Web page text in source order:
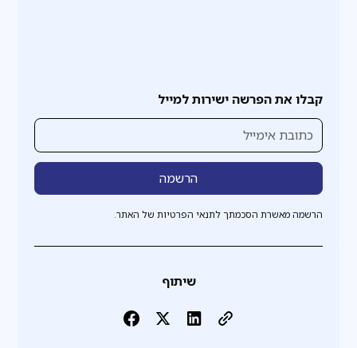
קבלו את הפרשה ישירות למייל
הרשמה מאשרת הסכמתך לתנאי הפרטיות של האתר.
שיתוף